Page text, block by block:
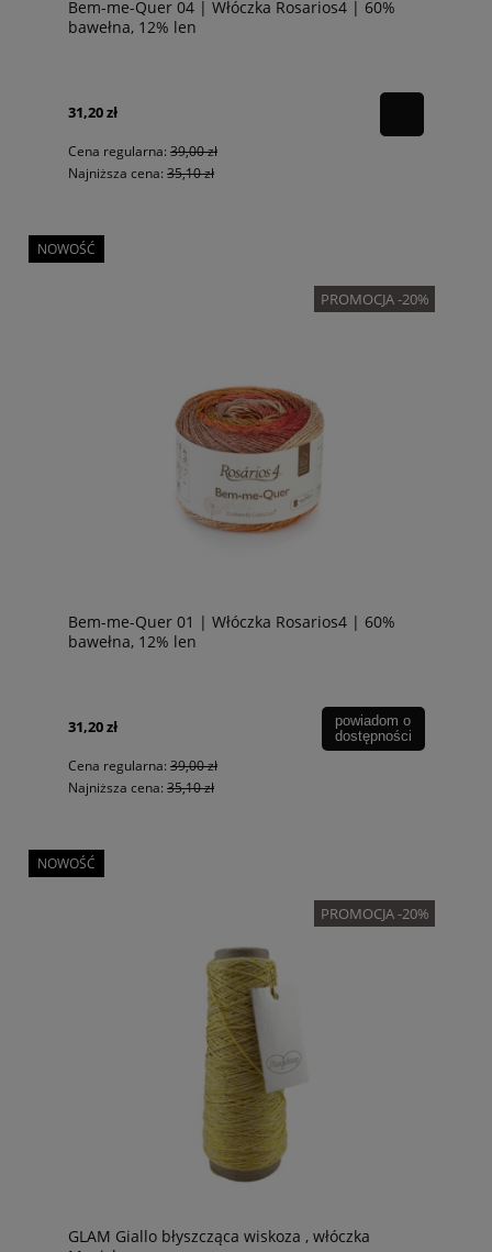
Bem-me-Quer 04 | Włóczka Rosarios4 | 60%
bawełna, 12% len
31,20 zł
Cena regularna: 39,00 zł
Najniższa cena: 35,10 zł
PROMOCJA -20%
Bem-me-Quer 01 | Włóczka Rosarios4 | 60%
bawełna, 12% len
31,20 zł
Cena regularna: 39,00 zł
Najniższa cena: 35,10 zł
powiadom o
dostępności
NOWOŚĆ
PROMOCJA -20%
GLAM Giallo błyszcząca wiskoza , włóczka
NOWOŚĆ